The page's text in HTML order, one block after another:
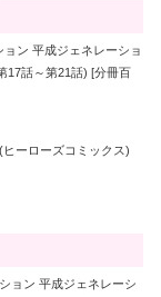
ョン 平成ジェネレーショ
17話～第21話) [分冊百
ヒーローズコミックス)
ョン 平成ジェネレーシ